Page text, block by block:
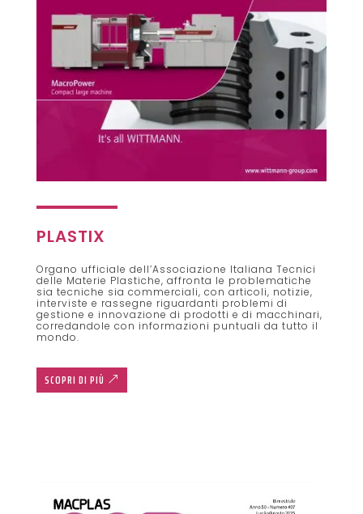
PLASTIX
Organo ufficiale dell’Associazione Italiana Tecnici
delle Materie Plastiche, affronta le problematiche
sia tecniche sia commerciali, con articoli, notizie,
interviste e rassegne riguardanti problemi di
gestione e innovazione di prodotti e di macchinari,
corredandole con informazioni puntuali da tutto il
mondo.
SCOPRI DI PIÙ